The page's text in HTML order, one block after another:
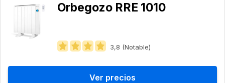
Orbegozo ‎RRE 1010
3,8 (Notable)
Ver precios